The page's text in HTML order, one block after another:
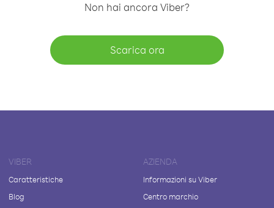
Non hai ancora Viber?
Scarica ora
VIBER
Caratteristiche
Blog
AZIENDA
Informazioni su Viber
Centro marchio